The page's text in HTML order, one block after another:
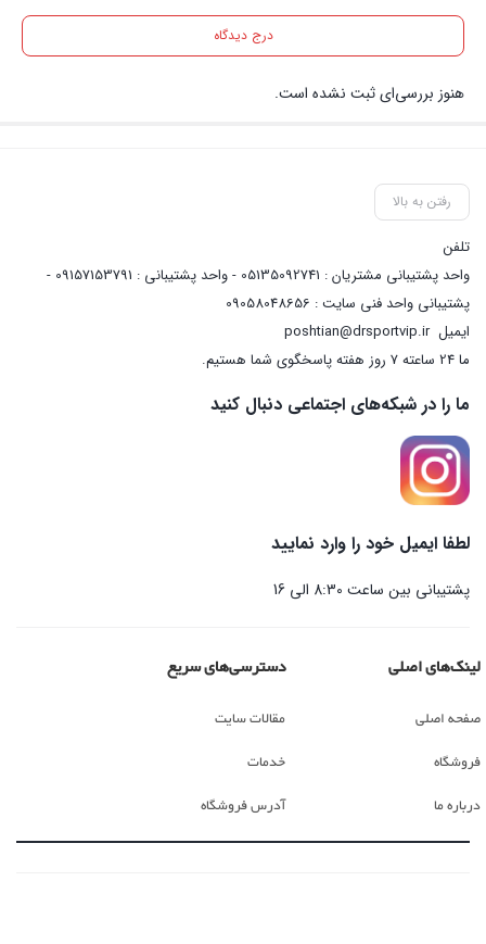
درج دیدگاه
هنوز بررسی‌ای ثبت نشده است.
رفتن به بالا
تلفن
واحد پشتیبانی مشتریان : 05135092741 - واحد پشتیبانی : 09157153791 -
پشتیبانی واحد فنی سایت : 09058048656
ایمیلposhtian@drsportvip.ir
ما 24 ساعته 7 روز هفته پاسخگوی شما هستیم.
ما را در شبکه‌های اجتماعی دنبال کنید
لطفا ایمیل خود را وارد نمایید
پشتیبانی بین ساعت 8:30 الی 16
لینک‌های اصلی
صفحه اصلی
فروشگاه
درباره ما
دسترسی‌های سریع
مقالات سایت
خدمات
آدرس فروشگاه